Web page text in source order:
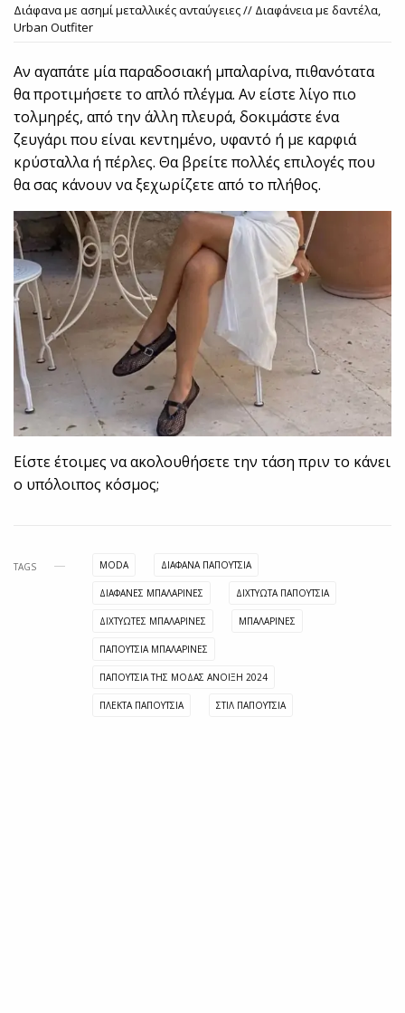
Διάφανα με ασημί μεταλλικές ανταύγειες // Διαφάνεια με δαντέλα,
Urban Outfiter
Αν αγαπάτε μία παραδοσιακή μπαλαρίνα, πιθανότατα
θα προτιμήσετε το απλό πλέγμα. Αν είστε λίγο πιο
τολμηρές, από την άλλη πλευρά, δοκιμάστε ένα
ζευγάρι που είναι κεντημένο, υφαντό ή με καρφιά
κρύσταλλα ή πέρλες. Θα βρείτε πολλές επιλογές που
θα σας κάνουν να ξεχωρίζετε από το πλήθος.
Είστε έτοιμες να ακολουθήσετε την τάση πριν το κάνει
ο υπόλοιπος κόσμος;
TAGS MODA ΔΙΆΦΑΝΑ ΠΑΠΟΎΤΣΙΑ
ΔΙΑΦΑΝΕΣ ΜΠΑΛΑΡΙΝΕΣ ΔΙΧΤΥΩΤΑ ΠΑΠΟΥΤΣΙΑ
ΔΙΧΤΥΩΤΕΣ ΜΠΑΛΑΡΙΝΕΣ ΜΠΑΛΑΡΙΝΕΣ
ΠΑΠΟΥΤΣΙΑ ΜΠΑΛΑΡΙΝΕΣ
ΠΑΠΟΥΤΣΙΑ ΤΗΣ ΜΟΔΑΣ ΑΝΟΙΞΗ 2024
ΠΛΕΚΤΑ ΠΑΠΟΥΤΣΙΑ ΣΤΙΛ ΠΑΠΟΥΤΣΙΑ